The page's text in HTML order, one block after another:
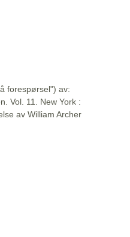
forespørsel") av:
Vol. 11. New York :
av William Archer